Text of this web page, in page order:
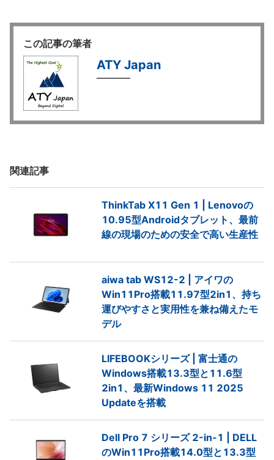
この記事の筆者
ATY Japan
関連記事
ThinkTab X11 Gen 1 | Lenovoの
10.95型Androidタブレット、最前
線の現場のための安全で高い生産性
aiwa tab WS12-2 | アイワの
Win11Pro搭載11.97型2in1、持ち
運びやすさと実用性を兼ね備えたモ
デル
LIFEBOOKシリーズ | 富士通の
Windows搭載13.3型と11.6型
2in1、最新Windows 11 2025
Updateを搭載
Dell Pro 7 シリーズ 2-in-1 | DELL
のWin11Pro搭載14.0型と13.3型